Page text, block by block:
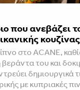
που ανεβάζει
στο ACANE,
του και
δημιουργικά
με κυπριακές